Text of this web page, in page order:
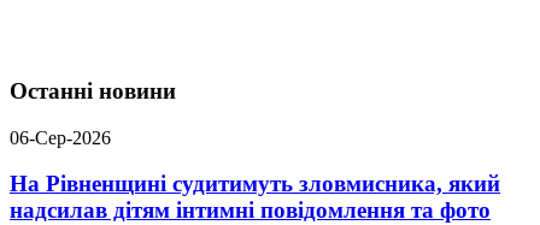
Останні новини
06-Сер-2026
На Рівненщині судитимуть зловмисника, який
надсилав дітям інтимні повідомлення та фото